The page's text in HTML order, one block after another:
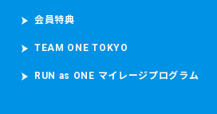
会員特典
TEAM ONE TOKYO
RUN as ONE マイレージプログラム